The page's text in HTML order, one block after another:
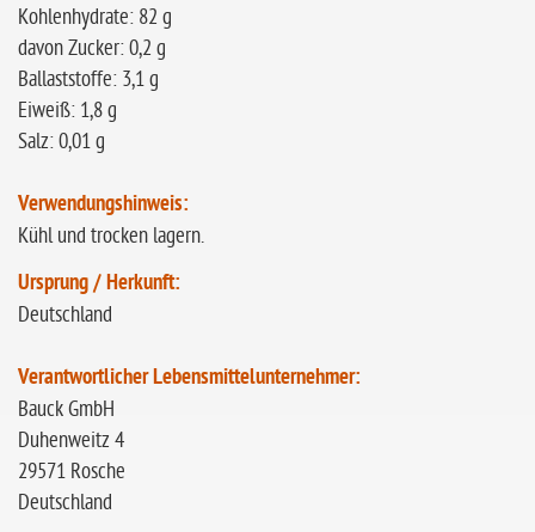
Kohlenhydrate: 82 g
davon Zucker: 0,2 g
Ballaststoffe: 3,1 g
Eiweiß: 1,8 g
Salz: 0,01 g
Verwendungshinweis:
Kühl und trocken lagern.
Ursprung / Herkunft:
Deutschland
Verantwortlicher Lebensmittelunternehmer:
Bauck GmbH
Duhenweitz 4
29571 Rosche
Deutschland